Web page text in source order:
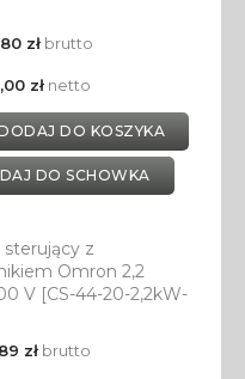
złbrutto
złnetto
DO KOSZYKA
DO SCHOWKA
sterujący z
Omron 2,2
V [CS-44-20-2,2kW-
złbrutto